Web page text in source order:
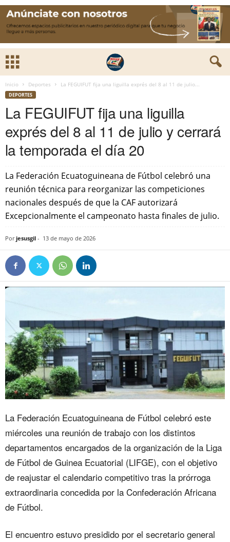
Inicio Deportes La FEGUIFUT fija una liguilla exprés del 8 al 11 de julio...
DEPORTES
La FEGUIFUT fija una liguilla
exprés del 8 al 11 de julio y cerrará
la temporada el día 20
La Federación Ecuatoguineana de Fútbol celebró una
reunión técnica para reorganizar las competiciones
nacionales después de que la CAF autorizará
Excepcionalmente el campeonato hasta finales de julio.
Por jesusgil - 13 de mayo de 2026
La Federación Ecuatoguineana de Fútbol celebró este
miércoles una reunión de trabajo con los distintos
departamentos encargados de la organización de la Liga
de Fútbol de Guinea Ecuatorial (LIFGE), con el objetivo
de reajustar el calendario competitivo tras la prórroga
extraordinaria concedida por la Confederación Africana
de Fútbol.
El encuentro estuvo presidido por el secretario general